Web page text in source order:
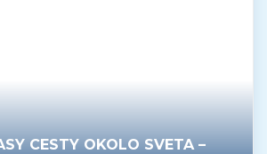
CESTY OKOLO SVETA –